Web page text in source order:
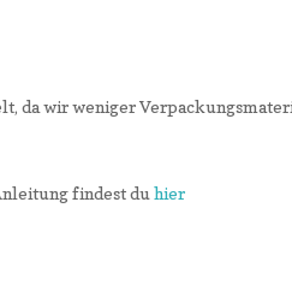
da wir weniger
findest du hier